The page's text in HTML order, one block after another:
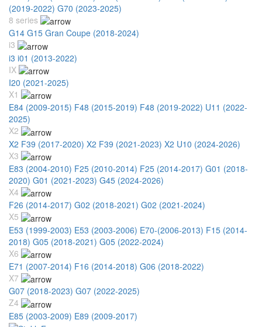
(2019-2022) G70 (2023-2025)
8 series
G14 G15 Gran Coupe (2018-2024)
i3
i3 i01 (2013-2022)
IX
I20 (2021-2025)
X1
E84 (2009-2015) F48 (2015-2019) F48 (2019-2022) U11 (2022-
2025)
X2
X2 F39 (2017-2020) X2 F39 (2021-2023) X2 U10 (2024-2026)
X3
E83 (2004-2010) F25 (2010-2014) F25 (2014-2017) G01 (2018-
2020) G01 (2021-2023) G45 (2024-2026)
X4
F26 (2014-2017) G02 (2018-2021) G02 (2021-2024)
X5
E53 (1999-2003) E53 (2003-2006) E70-(2006-2013) F15 (2014-
2018) G05 (2018-2021) G05 (2022-2024)
X6
E71 (2007-2014) F16 (2014-2018) G06 (2018-2022)
X7
G07 (2018-2023) G07 (2022-2025)
Z4
E85 (2003-2009) E89 (2009-2017)